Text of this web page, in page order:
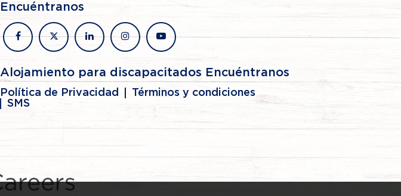
Encuéntranos
facebook
x linkedininstagramyoutube
Alojamiento para discapacitados Encuéntranos
Política de Privacidad
Términos y condiciones
SMS